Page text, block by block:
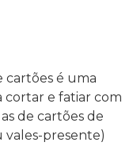
cartões é uma
cortar e fatiar com
de cartões de
vales-presente)